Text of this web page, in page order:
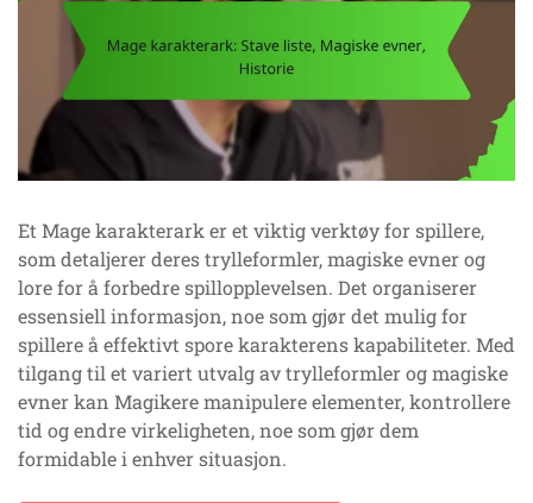
Et Mage karakterark er et viktig verktøy for spillere,
som detaljerer deres trylleformler, magiske evner og
lore for å forbedre spillopplevelsen. Det organiserer
essensiell informasjon, noe som gjør det mulig for
spillere å effektivt spore karakterens kapabiliteter. Med
tilgang til et variert utvalg av trylleformler og magiske
evner kan Magikere manipulere elementer, kontrollere
tid og endre virkeligheten, noe som gjør dem
formidable i enhver situasjon.